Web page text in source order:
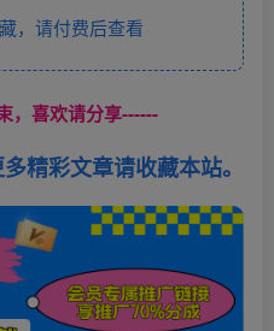
，请付费后查看
，喜欢请分享------
精彩文章请收藏本站。